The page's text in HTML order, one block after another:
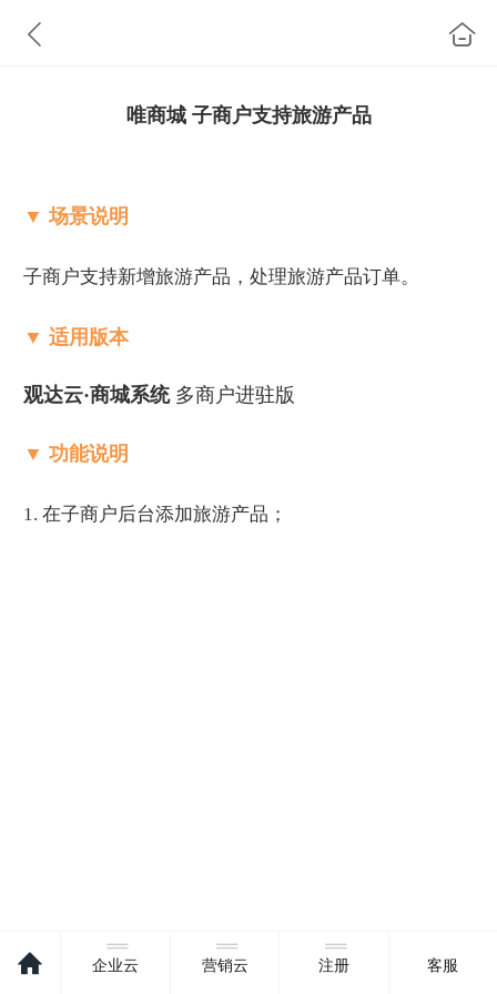
唯商城 子商户支持旅游产品
▼ 场景说明
子商户支持新增旅游产品，处理旅游产品订单。
▼ 适用版本
观达云·商城系统多商户进驻版
▼ 功能说明
1. 在子商户后台添加旅游产品 ；
企业云 营销云 注册 客服